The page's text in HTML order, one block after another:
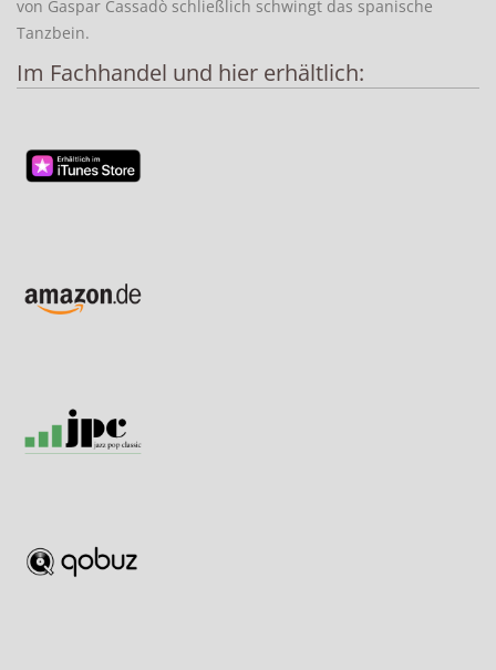
von Gaspar Cassadò schließlich schwingt das spanische
Tanzbein.
Im Fachhandel und hier erhältlich: